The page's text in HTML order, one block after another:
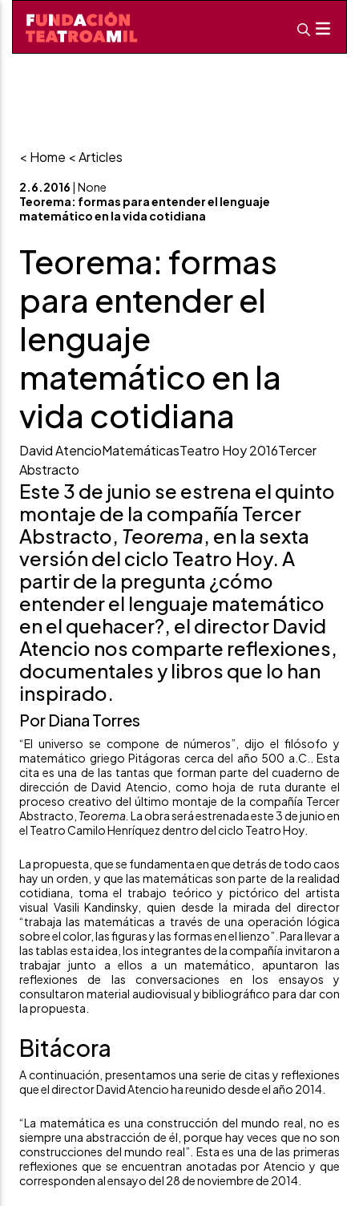
< Home < Articles
2.6.2016 | None
Teorema: formas para entender el lenguaje
matemático en la vida cotidiana
Teorema: formas
para entender el
lenguaje
matemático en la
vida cotidiana
David AtencioMatemáticasTeatro Hoy 2016Tercer
Abstracto
Este 3 de junio se estrena el quinto
montaje de la compañía Tercer
Abstracto, Teorema, en la sexta
versión del ciclo Teatro Hoy. A
partir de la pregunta ¿cómo
entender el lenguaje matemático
en el quehacer?, el director David
Atencio nos comparte reflexiones,
documentales y libros que lo han
inspirado.
Por Diana Torres
“El universo se compone de números”, dijo el filósofo y
matemático griego Pitágoras cerca del año 500 a.C.. Esta
cita es una de las tantas que forman parte del cuaderno de
dirección de David Atencio, como hoja de ruta durante el
proceso creativo del último montaje de la compañía Tercer
Abstracto Teorema. La obraserá estrenada este 3 de junio en
el Teatro Camilo Henríquezdentro del ciclo Teatro Hoy
La propuesta, que se fundamenta en que detrás de todo caos
hay un orden, y que las matemáticas son parte de la realidad
cotidiana, toma el trabajo teórico y pictórico del artista
visual Vasili Kandinsky, quien desde la mirada del director
“trabaja las matemáticas a través de una operación lógica
sobre el color, las figuras y las formas en el lienzo”. Para llevar a
las tablas esta idea, los integrantes de la compañía invitaron a
trabajar junto a ellos a un matemático, apuntaron las
reflexiones de las conversaciones en los ensayos y
consultaron material audiovisual y bibliográfico para dar con
la propuesta.
Bitácora
A continuación, presentamos una serie de citas y reflexiones
que el director David Atencio ha reunido desde el año 2014.
“La matemática es una construcción del mundo real, no es
siempre una abstracción de él, porque hay veces que no son
construcciones del mundo real”. Esta es una de las primeras
reflexiones que se encuentran anotadas por Atencio y que
corresponden al ensayo del 28 de noviembre de 2014.